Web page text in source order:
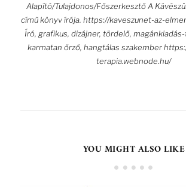
Alapító/Tulajdonos/Főszerkesztő A
című könyv írója. https://kaveszunet-az-
Író, grafikus, dizájner, tördelő,
karmatan őrző, hangtálas szakember
terapia.webnode.hu/
YOU MIGHT ALSO LIKE